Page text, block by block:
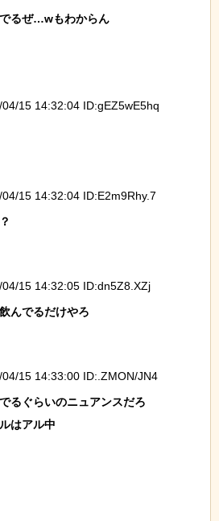
るぜ…wもわからん
15 14:32:04 ID:gEZ5wE5hq
15 14:32:04 ID:E2m9Rhy.7
15 14:32:05 ID:dn5Z8.XZj
んでるだけやろ
15 14:33:00 ID:.ZMON/JN4
るぐらいのニュアンスだろ
はアル中